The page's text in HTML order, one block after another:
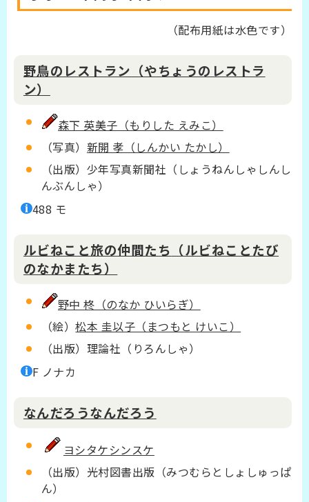
（配布用紙は水色です）
野鳥のレストラン（やちょうのレストラ
ン）
森下 英美子（もりした えみこ）
（写真） 新開 孝（しんかい たかし）
（出版）少年写真新聞社（しょうねんしゃしんし
んぶんしゃ）
488 モ
ルビねこと旅の仲間たち （ルビねことたび
のなかまたち）
野中 柊（のなか ひいらぎ）
（絵）松本 圭以子（まつもと けいこ）
（出版）理論社（りろんしゃ）
F ノナカ
なんだろうなんだろう
ヨシタケシンスケ
（出版）光村図書出版（みつむらとしょしゅっぱ
ん）